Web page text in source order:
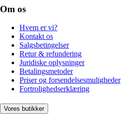
Om os
Hvem er vi?
Kontakt os
Salgsbetingelser
Retur & refundering
Juridiske oplysninger
Betalingsmetoder
Priser og forsendelsesmuligheder
Fortrolighedserklæring
Vores butikker